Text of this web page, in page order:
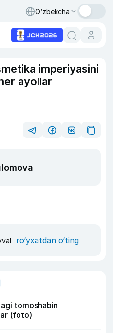
O‘zbekcha
imperiyasini
ayollar
ro‘yxatdan o‘ting
tomoshabin
(foto)